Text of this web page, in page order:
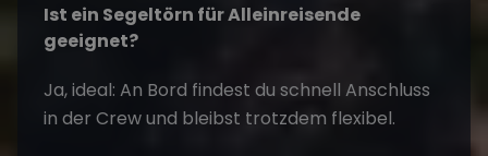
Ist ein Segeltörn für Alleinreisende
geeignet?
Ja, ideal: An Bord findest du schnell Anschluss
in der Crew und bleibst trotzdem flexibel.